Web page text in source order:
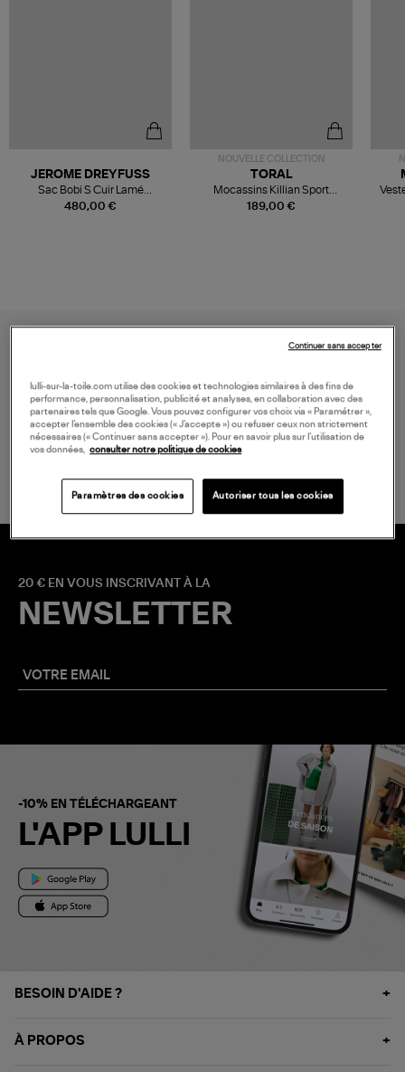
480,00 €
JEROME DREYFUSS
Sac Bobi S Cuir Lamé
Champagne
NOUVELLE COLLECTION
189,00 €
TORAL
Mocassins Killian Sport
Mousse
LIVRAISON GRATUITE
à partir de 150 € d'achat*
20 € EN VOUS INSCRIVANT À LA
NEWSLETTER
-10% EN TÉLÉCHARGEANT
L'APP LULLI
BESOIN D'AIDE ?
À PROPOS
lulli-sur-la-toile.com utilise des cookies et technologies similaires à des fins de
performance, personnalisation, publicité et analyses, en collaboration avec des
partenaires tels que Google. Vous pouvez configurer vos choix via « Paramétrer »,
accepter l’ensemble des cookies (« J’accepte ») ou refuser ceux non strictement
nécessaires (« Continuer sans accepter »). Pour en savoir plus sur l’utilisation de
vos données,
consulter notre politique de cookies
Paramètres des cookies Autoriser tous les cookies
Continuer sans accepter